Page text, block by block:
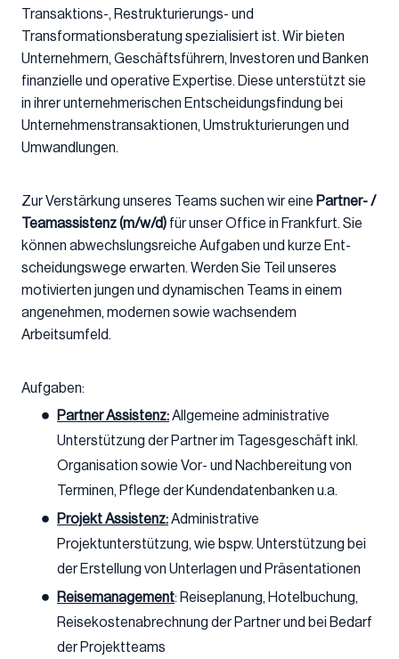
Transaktions-, Restrukturierungs- und
Transformationsberatung spezialisiert ist. Wir bieten
Unternehmern, Geschäftsführern, Investoren und Banken
finanzielle und operative Expertise. Diese unterstützt sie
in ihrer unternehmerischen Entscheidungsfindung bei
Unternehmenstransaktionen, Umstrukturierungen und
Umwandlungen.
Zur Verstärkung unseres Teams suchen wireine Partner- /
Teamassistenz(m/w/d) für unser Office in Frankfurt. Sie
können ab­wechs­lungs­rei­che Auf­ga­ben und kur­ze Ent­
schei­dungs­we­ge erwarten. Werden Sie Teil unseres
motivierten jungen und dynamischen Teams in einem
angenehmen, modernen sowie wachsendem
Arbeitsumfeld.
Aufgaben:
Partner Assistenz:Allgemeine administrative
Unterstützung der Partner im Tagesgeschäft inkl.
Organisation sowie Vor- und Nachbereitung von
Terminen, Pflege der Kundendatenbanken u.a.
Projekt Assistenz:Administrative
Projektunterstützung, wie bspw. Unterstützung bei
der Erstellung von Unterlagen und Präsentationen
Reisemanagement: Reiseplanung, Hotelbuchung,
Reisekostenabrechnung der Partner und bei Bedarf
der Projektteams